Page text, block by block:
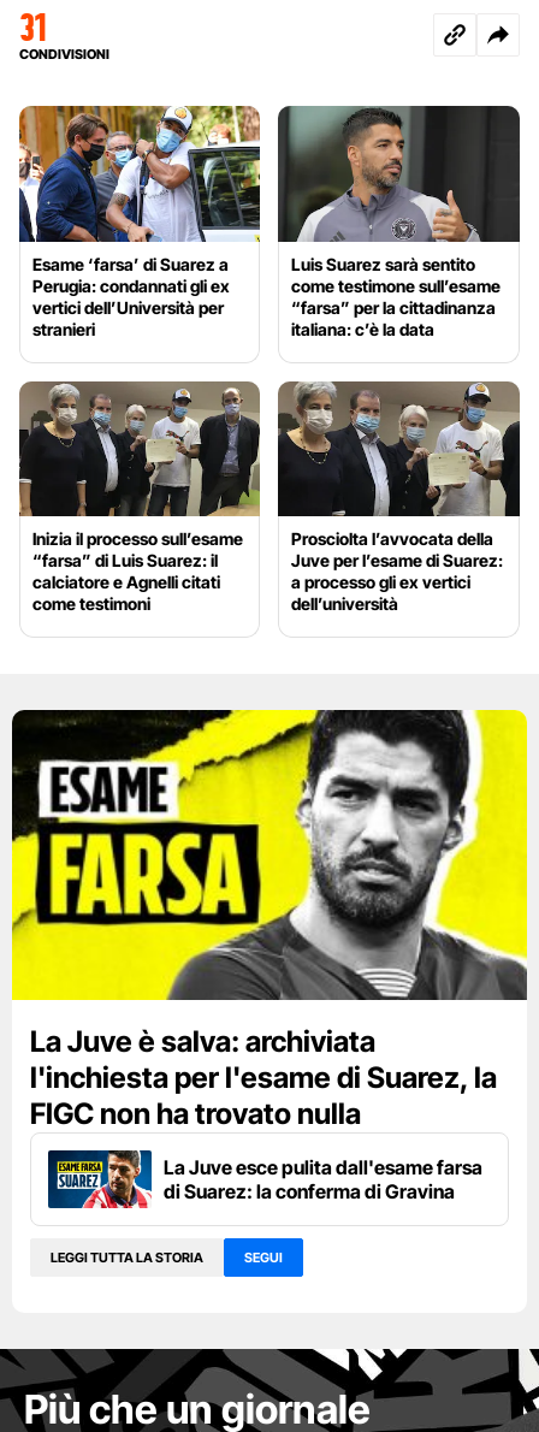
31
CONDIVISIONI
Esame ‘farsa’ di Suarez a
Perugia: condannati gli ex
vertici dell’Università per
stranieri
Luis Suarez sarà sentito
come testimone sull’esame
“farsa” per la cittadinanza
italiana: c’è la data
Inizia il processo sull’esame
“farsa” di Luis Suarez: il
calciatore e Agnelli citati
come testimoni
Prosciolta l’avvocata della
Juve per l’esame di Suarez:
a processo gli ex vertici
dell’università
La Juve è salva: archiviata
l'inchiesta per l'esame di Suarez, la
FIGC non ha trovato nulla
La Juve esce pulita dall'esame farsa
di Suarez: la conferma di Gravina
LEGGI TUTTA LA STORIA SEGUI
Più che un giornale